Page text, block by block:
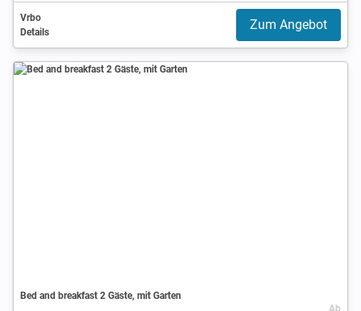
Vrbo
Details
Zum Angebot
Bed and breakfast 2 Gäste, mit Garten
Ab